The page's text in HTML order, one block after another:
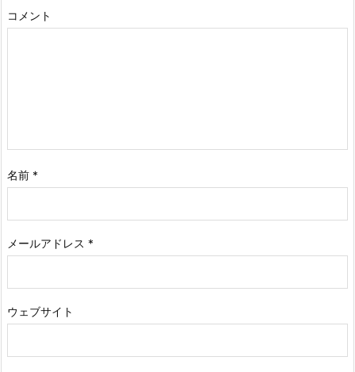
コメント
名前 *
メールアドレス *
ウェブサイト